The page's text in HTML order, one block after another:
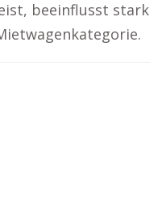
beeinflusst stark